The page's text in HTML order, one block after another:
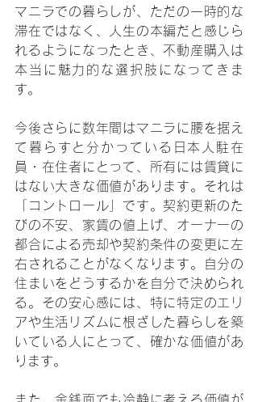
マニラでの暮らしが、ただの一時的な
滞在ではなく、人生の本編だと感じら
れるようになったとき、不動産購入は
本当に魅力的な選択肢になってきま
す。
今後さらに数年間はマニラに腰を据え
て暮らすと分かっている日本人駐在
員・在住者にとって、所有には賃貸に
はない大きな価値があります。それは
「コントロール」です。契約更新のた
びの不安、家賃の値上げ、オーナーの
都合による売却や契約条件の変更に左
右されることがなくなります。自分の
住まいをどうするかを自分で決められ
る。その安心感には、特に特定のエリ
アや生活リズムに根ざした暮らしを築
いている人にとって、確かな価値があ
ります。